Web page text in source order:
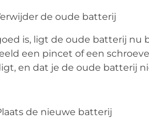
de oude batterij
is, ligt de oude batterij nu
een pincet of een
en dat je de oude batterij
de nieuwe batterij